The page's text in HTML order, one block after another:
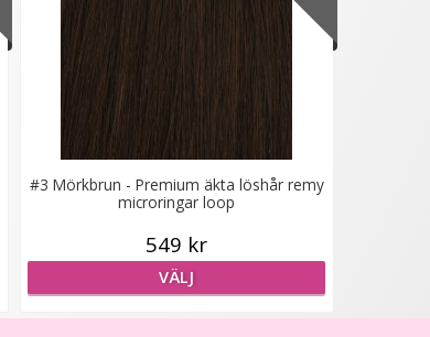
#3 Mörkbrun - Premium äkta löshår remy
microringar loop
549 kr
VÄLJ